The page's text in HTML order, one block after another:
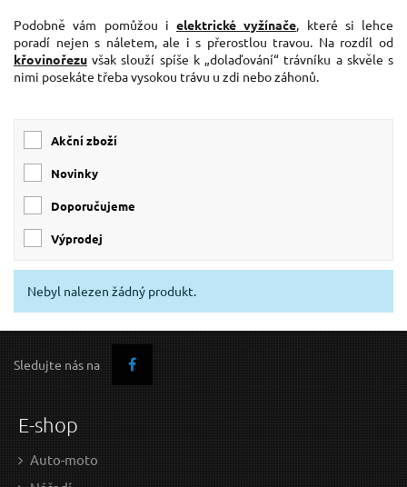
Podobně vám pomůžou i elektrické vyžínače, které si lehce
poradí nejen s náletem, ale i s přerostlou travou. Na rozdíl od
křovinořezu však slouží spíše k „dolaďování“ trávníku a skvěle s
nimi posekáte třeba vysokou trávu u zdi nebo záhonů.
Akční zboží
Novinky
Doporučujeme
Výprodej
Nebyl nalezen žádný produkt.
Sledujte nás na
E-shop
Auto-moto